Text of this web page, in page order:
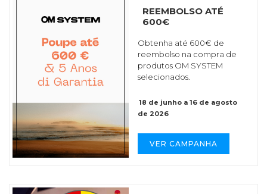
REEMBOLSO ATÉ
600€
Obtenha até 600€ de
reembolso na compra de
produtos OM SYSTEM
selecionados.
18 de junho a 16 de agosto
de 2026
VER CAMPANHA